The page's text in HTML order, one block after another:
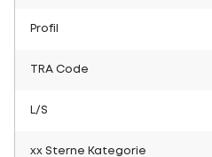
Profil
TRA Code
L/S
xx Sterne Kategorie